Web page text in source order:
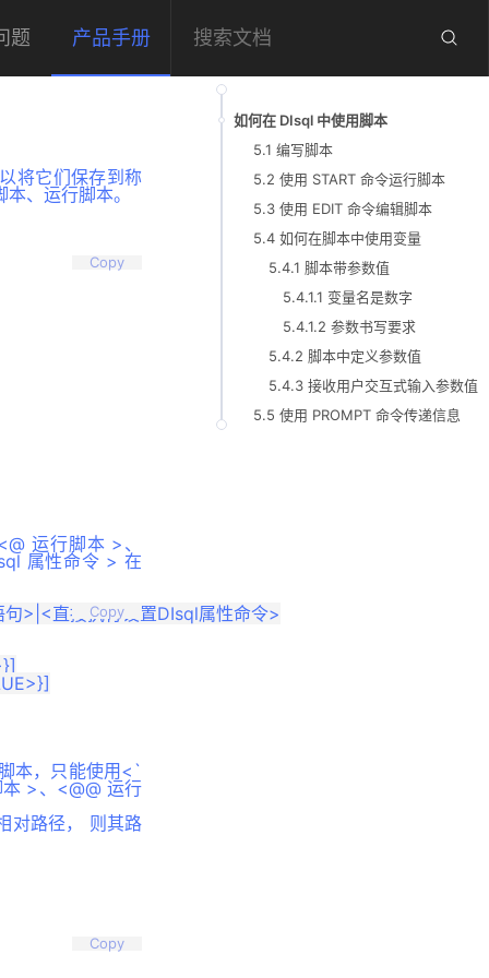
题 产品手册
将它们保存到称
、运行脚本。
Copy
运行脚本 >、
属性命令 > 在
Copy
>|<直接执行设置DIsql属性命令>
本，只能使用<`
>、<@@ 运行
对路径， 则其路
Copy
如何在 DIsql 中使用脚本
5.1 编写脚本
5.2 使用 START 命令运行脚本
5.3 使用 EDIT 命令编辑脚本
5.4 如何在脚本中使用变量
5.4.1 脚本带参数值
5.4.1.1 变量名是数字
5.4.1.2 参数书写要求
5.4.2 脚本中定义参数值
5.4.3 接收用户交互式输入参数值
5.5 使用 PROMPT 命令传递信息